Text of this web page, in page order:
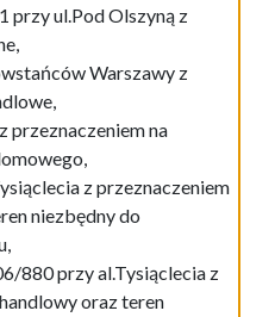
przy ul.Pod Olszyną z
Warszawy z
przeznaczeniem na
z przeznaczeniem
niezbędny do
880 przy al.Tysiąclecia z
oraz teren